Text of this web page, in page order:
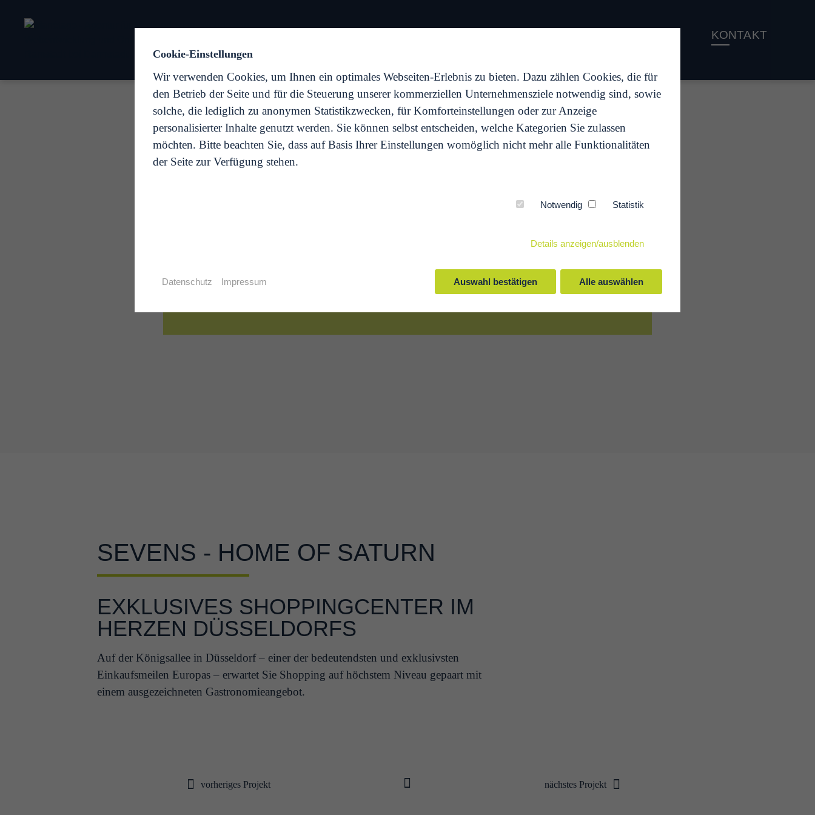
KONTAKT
SEVENS - HOME OF
SATURN
SEVENS - HOME OF SATURN
EXKLUSIVES SHOPPINGCENTER IM
HERZEN DÜSSELDORFS
Auf der Königsallee in Düsseldorf – einer der bedeutendsten und exklusivsten
Einkaufsmeilen Europas – erwartet Sie Shopping auf höchstem Niveau gepaart mit
einem ausgezeichneten Gastronomieangebot.
vorheriges Projekt nächstes Projekt
Cookie-Einstellungen
Wir verwenden Cookies, um Ihnen ein optimales Webseiten-Erlebnis zu bieten. Dazu zählen Cookies, die für
den Betrieb der Seite und für die Steuerung unserer kommerziellen Unternehmensziele notwendig sind, sowie
solche, die lediglich zu anonymen Statistikzwecken, für Komforteinstellungen oder zur Anzeige
personalisierter Inhalte genutzt werden. Sie können selbst entscheiden, welche Kategorien Sie zulassen
möchten. Bitte beachten Sie, dass auf Basis Ihrer Einstellungen womöglich nicht mehr alle Funktionalitäten
der Seite zur Verfügung stehen.
Notwendig Statistik
Details anzeigen/ausblenden
Auswahl bestätigen Alle auswählen
Datenschutz Impressum